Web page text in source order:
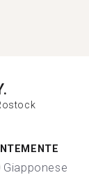
Giapponese